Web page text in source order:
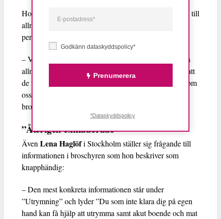
Hon efterlyser också större tyngdpunkt på information till
allmänheten om att de i många fall förväntas hjälpa
personer med särskilda behov i deras närhet.
– Vi får alltid till svar att vi ska ta hjälp av grannar och
allmänhet. Då borde väl även allmänheten få info om att
de förväntas hjälpa personer med särskilda behov, såsom
oss med funktionsnedsättning. Men istället för info i
broschyren så hänvisas till webbplatser.
”Återigen exkluderade”
Även Lena Haglöfi Stockholm ställer sig frågande till
informationen i broschyren som hon beskriver som
knapphändig:
– Den mest konkreta informationen står under
”Utrymning” och lyder ”Du som inte klara dig på egen
hand kan få hjälp att utrymma samt akut boende och mat
Godkänn dataskyddspolicy*
Prenumerera
*Dataskyddspolicy